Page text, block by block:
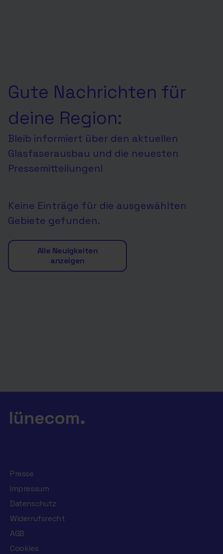
Gute Nachrichten für
deine Region:
Bleib informiert über den aktuellen
Glasfaserausbau und die neuesten
Pressemitteilungen!
Keine Einträge für die ausgewählten
Gebiete gefunden.
Alle Neuigkeiten
anzeigen
Presse
Impressum
Datenschutz
Widerrufsrecht
AGB
Cookies